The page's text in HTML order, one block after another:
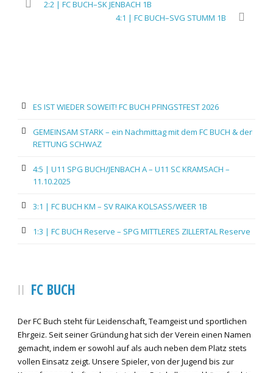
2:2 | FC BUCH–SK JENBACH 1B
4:1 | FC BUCH–SVG STUMM 1B
ES IST WIEDER SOWEIT! FC BUCH PFINGSTFEST 2026
GEMEINSAM STARK – ein Nachmittag mit dem FC BUCH & der
RETTUNG SCHWAZ
4:5 | U11 SPG BUCH/JENBACH A – U11 SC KRAMSACH –
11.10.2025
3:1 | FC BUCH KM – SV RAIKA KOLSASS/WEER 1B
1:3 | FC BUCH Reserve – SPG MITTLERES ZILLERTAL Reserve
FC BUCH
Der FC Buch steht für Leidenschaft, Teamgeist und sportlichen
Ehrgeiz. Seit seiner Gründung hat sich der Verein einen Namen
gemacht, indem er sowohl auf als auch neben dem Platz stets
vollen Einsatz zeigt. Unsere Spieler, von der Jugend bis zur